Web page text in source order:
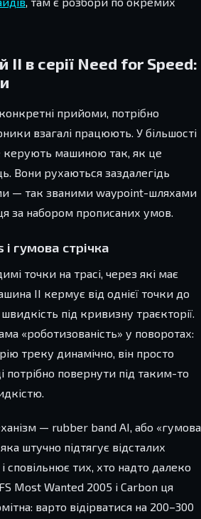
в серії Need for Speed:
прийоми, потрібно
взагалі працюють. У більшості
керують машиною так, як це
Вони рухаються заздалегідь
— так званими waypoint-шляхами
за набором прописаних умов.
гумова стрічка
точки на трасі, через які має
ІІ кермує від однієї точки до
під кривизну траєкторії.
«роботизованість» у поворотах:
треку динамічно, він просто
потрібно повернути під таким-то
— rubber band AI, або «гумова
штучно підтягує відсталих
сповільнює тих, хто надто далеко
Most Wanted 2005 і Carbon ця
варто відірватися на 200–300